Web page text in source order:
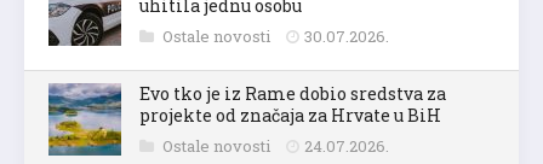
uhitila jednu osobu
Ostale novosti 30.07.2026.
Evo tko je iz Rame dobio sredstva za
projekte od značaja za Hrvate u BiH
Ostale novosti 24.07.2026.